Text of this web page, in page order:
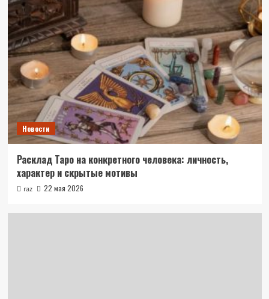
Новости
Расклад Таро на конкретного человека: личность,
характер и скрытые мотивы
raz 22 мая 2026